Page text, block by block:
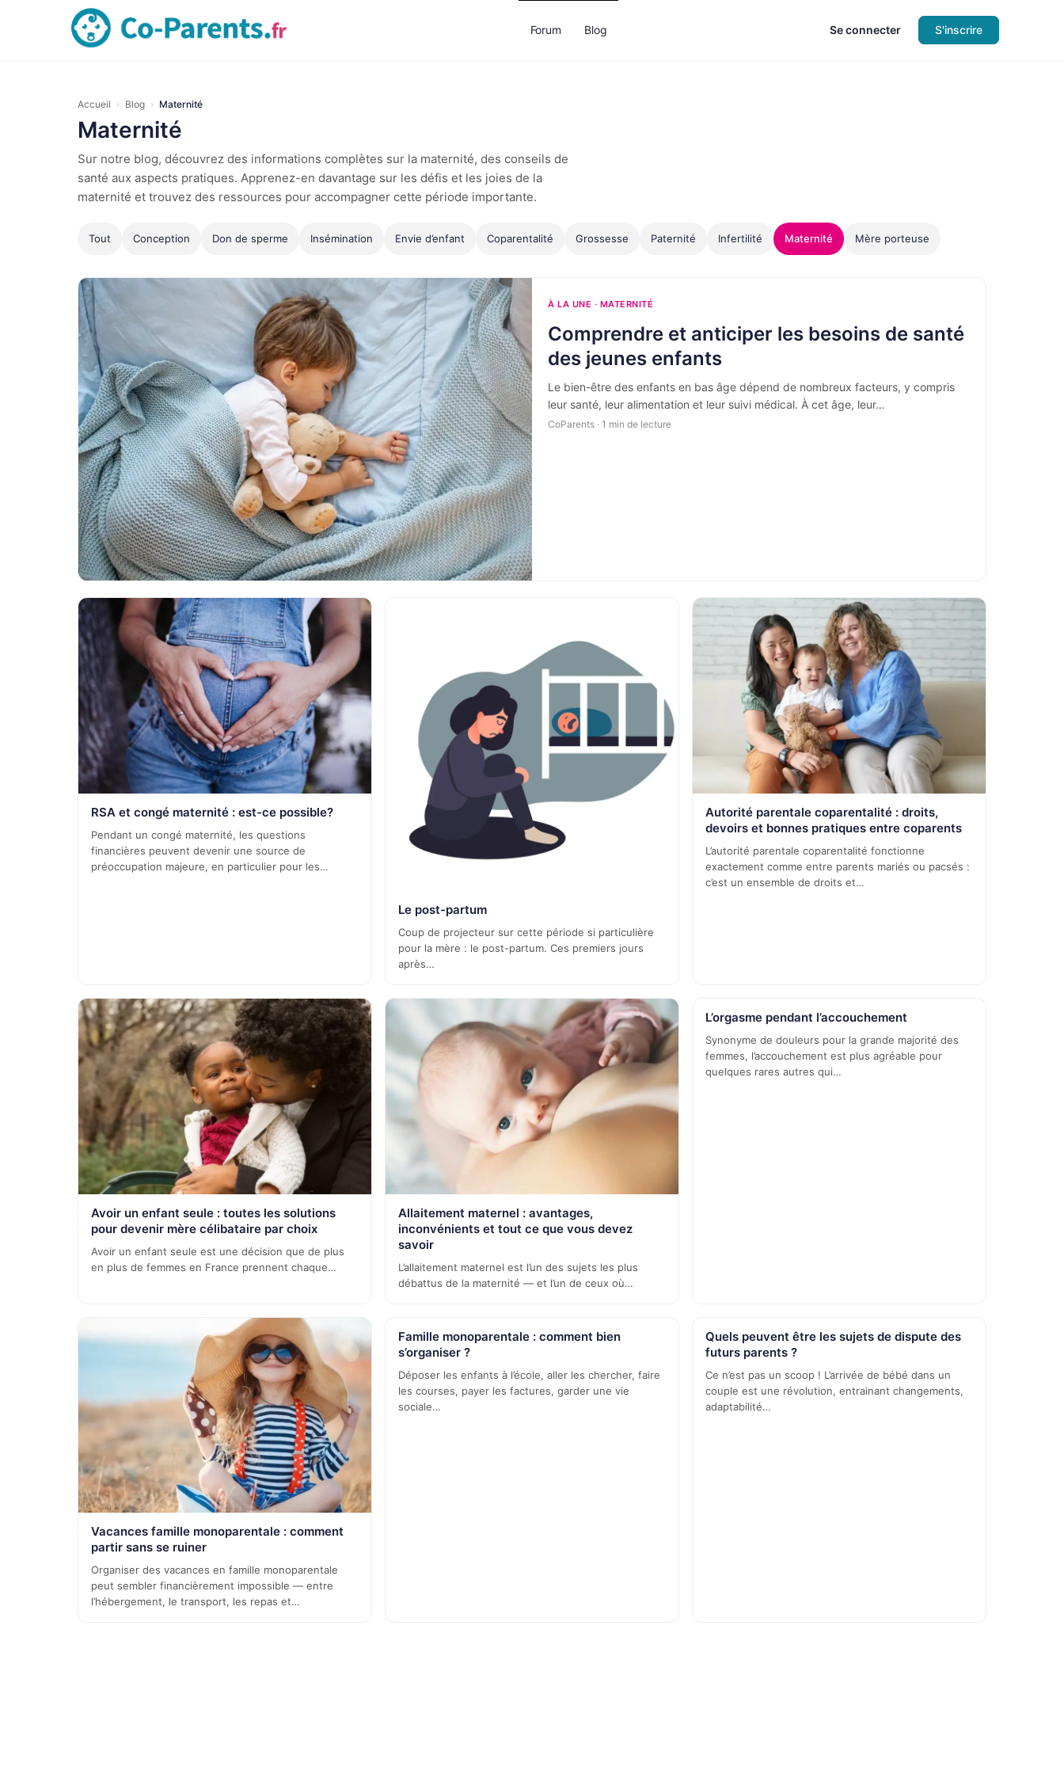
Forum Blog Se connecter S'inscrire
Accueil › Blog › Maternité
Maternité
Sur notre blog, découvrez des informations complètes sur la maternité, des conseils de
santé aux aspects pratiques. Apprenez-en davantage sur les défis et les joies de la
maternité et trouvez des ressources pour accompagner cette période importante.
Tout Conception Don de sperme Insémination Envie d’enfant Coparentalité Grossesse Paternité Infertilité Maternité Mère porteuse
À LA UNE · MATERNITÉ
Comprendre et anticiper les besoins de santé
des jeunes enfants
Le bien-être des enfants en bas âge dépend de nombreux facteurs, y compris
leur santé, leur alimentation et leur suivi médical. À cet âge, leur…
CoParents · 1 min de lecture
RSA et congé maternité : est-ce possible?
Pendant un congé maternité, les questions
financières peuvent devenir une source de
préoccupation majeure, en particulier pour les…
Le post-partum
Coup de projecteur sur cette période si particulière
pour la mère : le post-partum. Ces premiers jours
après…
Autorité parentale coparentalité : droits,
devoirs et bonnes pratiques entre coparents
L’autorité parentale coparentalité fonctionne
exactement comme entre parents mariés ou pacsés :
c’est un ensemble de droits et…
Avoir un enfant seule : toutes les solutions
pour devenir mère célibataire par choix
Avoir un enfant seule est une décision que de plus
en plus de femmes en France prennent chaque…
Allaitement maternel : avantages,
inconvénients et tout ce que vous devez
savoir
L’allaitement maternel est l’un des sujets les plus
débattus de la maternité — et l’un de ceux où…
L’orgasme pendant l’accouchement
Synonyme de douleurs pour la grande majorité des
femmes, l’accouchement est plus agréable pour
quelques rares autres qui…
Vacances famille monoparentale : comment
partir sans se ruiner
Organiser des vacances en famille monoparentale
peut sembler financièrement impossible — entre
l’hébergement, le transport, les repas et…
Famille monoparentale : comment bien
s’organiser ?
Déposer les enfants à l’école, aller les chercher, faire
les courses, payer les factures, garder une vie
sociale…
Quels peuvent être les sujets de dispute des
futurs parents ?
Ce n’est pas un scoop ! L’arrivée de bébé dans un
couple est une révolution, entrainant changements,
adaptabilité…